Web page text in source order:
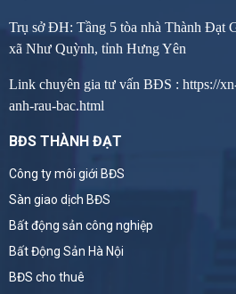
Trụ sở ĐH: Tầng 5 tòa nhà Thành Đạt
xã Như Quỳnh, tỉnh Hưng Yên
Link chuyên gia tư vấn BĐS : https://
anh-rau-bac.html
BĐS THÀNH ĐẠT
Công ty môi giới BĐS
Sàn giao dịch BĐS
Bất động sản công nghiệp
Bất Động Sản Hà Nội
BĐS cho thuê